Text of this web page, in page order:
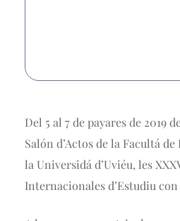
Del 5 al 7 de payares de 2019
Salón d’Actos de la Facultá
la Universidá d’Uviéu, les
Internacionales d’Estudiu